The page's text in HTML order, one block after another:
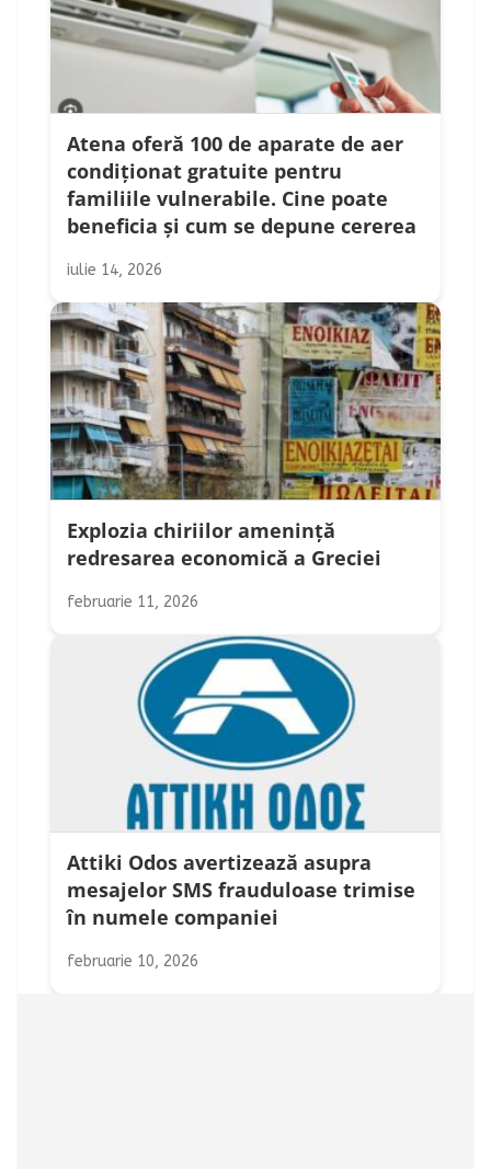
Atena oferă 100 de aparate de aer
condiționat gratuite pentru
familiile vulnerabile. Cine poate
beneficia și cum se depune cererea
iulie 14, 2026
Explozia chiriilor amenință
redresarea economică a Greciei
februarie 11, 2026
Attiki Odos avertizează asupra
mesajelor SMS frauduloase trimise
în numele companiei
februarie 10, 2026